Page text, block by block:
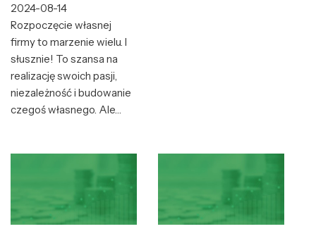
2024-08-14
Rozpoczęcie własnej
firmy to marzenie wielu. I
słusznie! To szansa na
realizację swoich pasji,
niezależność i budowanie
czegoś własnego. Ale…